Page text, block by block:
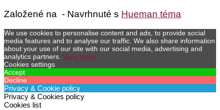
Založené na - Navrhnuté s Hueman téma
We use cookies to personalise content and ads, to provide social
media features and to analyse our traffic. We also share information
about your use of our site with our social media, advertising and
analytics partners. View more
Cookies settings
Accept
Decline
Privacy & Cookie policy
Privacy & Cookies policy
Cookies list